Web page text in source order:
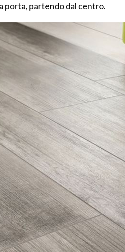
porta, partendo dal centro.